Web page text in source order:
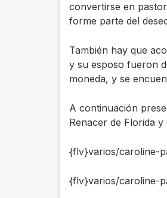
convertirse en
forme parte del
También hay que
y su esposo fueron
moneda, y se
A continuación
Renacer de Florida
{flv}varios/caroline-
{flv}varios/caroline-